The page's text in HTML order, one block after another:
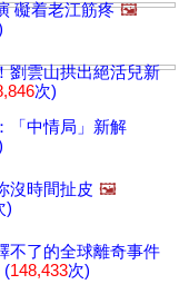
礙着老江筋疼 🖼️
劉雲山拱出絕活兒新
次)
「中情局」新解
沒時間扯皮 🖼️
)
不了的全球離奇事件
(148,433次)